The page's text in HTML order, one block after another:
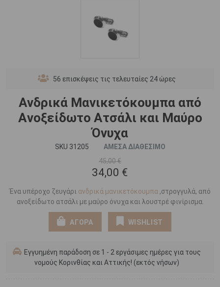
56 επισκέψεις τις τελευταίες 24 ώρες
Ανδρικά Μανικετόκουμπα από
Aνοξείδωτο Aτσάλι και Μαύρο
Όνυχα
SKU 31205
ΑΜΕΣΑ ΔΙΑΘΕΣΙΜΟ
45,00 €
34,00 €
Ένα υπέροχο ζευγάρι ανδρικά ​μανικετόκουμπα ,στρογγυλά, από
ανοξείδωτο ατσάλι με μαύρο όνυχα και λουστρέ φινίρισμα.
ΑΓΟΡΑ WISHLIST
Εγγυημένη παράδοση σε 1 - 2 εργάσιμες ημέρες για τους
νομούς Κορινθίας και Αττικής! (εκτός νήσων)